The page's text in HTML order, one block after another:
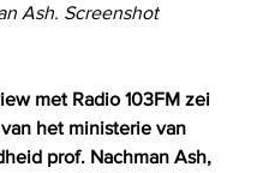
Ash. Screenshot
met Radio 103FM zei
het ministerie van
prof. Nachman Ash,